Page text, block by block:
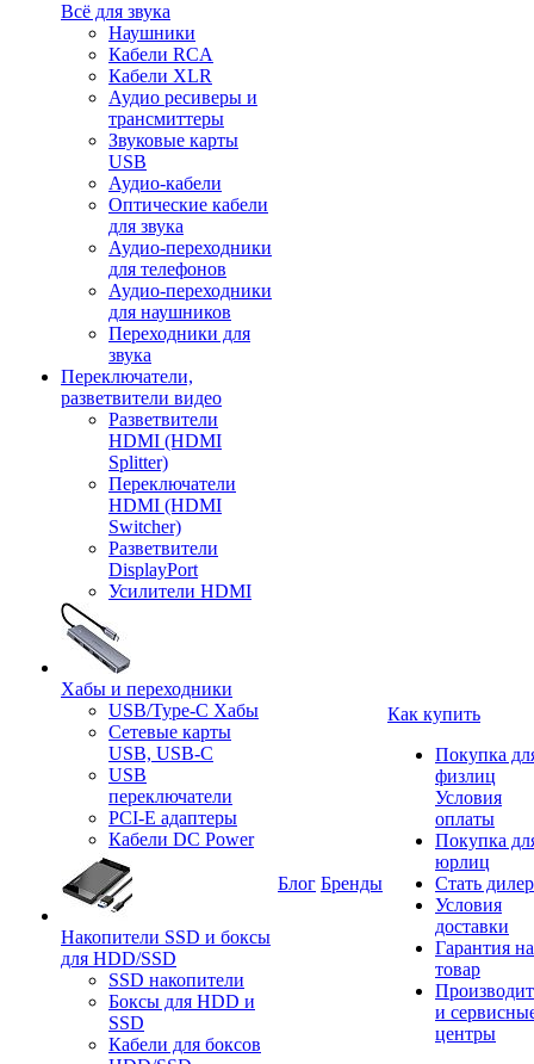
Всё для звука
Наушники
Кабели RCA
Кабели XLR
Аудио ресиверы и
трансмиттеры
Звуковые карты
USB
Аудио-кабели
Оптические кабели
для звука
Аудио-переходники
для телефонов
Аудио-переходники
для наушников
Переходники для
звука
Переключатели,
разветвители видео
Разветвители
HDMI (HDMI
Splitter)
Переключатели
HDMI (HDMI
Switcher)
Разветвители
DisplayPort
Усилители HDMI
Хабы и переходники
USB/Type-C Хабы
Сетевые карты
USB, USB-C
USB
переключатели
PCI-E адаптеры
Кабели DC Power
Накопители SSD и боксы
для HDD/SSD
SSD накопители
Боксы для HDD и
SSD
Кабели для боксов
Блог Бренды
Как купить
Покупка
физлиц
Условия
оплаты
Покупка
юрлиц
Стать
Условия
доставки
Гарантия на
товар
и
центры